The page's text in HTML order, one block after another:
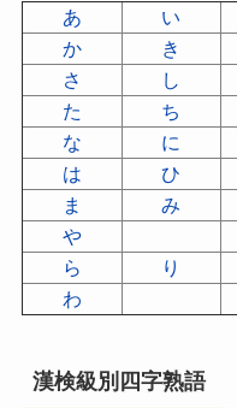
あ い
か
き
さ
し
た
ち
な
に
は
ひ
ま
み
や
ら
り
わ
漢検級別四字熟語